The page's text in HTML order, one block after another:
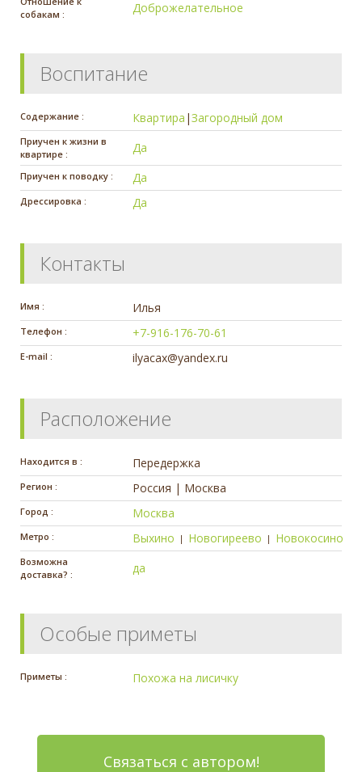
собакам :
Доброжелательное
Воспитание
Содержание : Квартира |Загородный дом
Приучен к жизни в
квартире :
Да
Приучен к поводку : Да
Дрессировка : Да
Контакты
Имя : Илья
Телефон : +7-916-176-70-61
E-mail : ilyacax@yandex.ru
Расположение
Находится в : Передержка
Регион : Россия | Москва
Город : Москва
Метро : Выхино | Новогиреево | Новокосино
Возможна
доставка? :
да
Особые приметы
Приметы : Похожа на лисичку
Связаться с автором!